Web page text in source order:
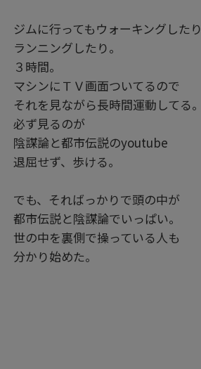
ジムに行ってもウォーキングしたり
ランニングしたり。
３時間。
マシンにＴＶ画面ついてるので
それを見ながら長時間運動してる。
必ず見るのが
陰謀論と都市伝説のyoutube
退屈せず、歩ける。
でも、そればっかりで頭の中が
都市伝説と陰謀論でいっぱい。
世の中を裏側で操っている人も
分かり始めた。